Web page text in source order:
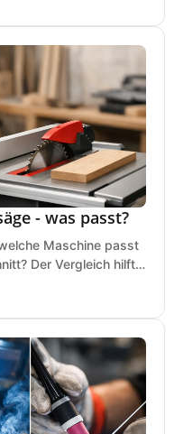
- was passt?
Maschine passt
Der Vergleich hilft